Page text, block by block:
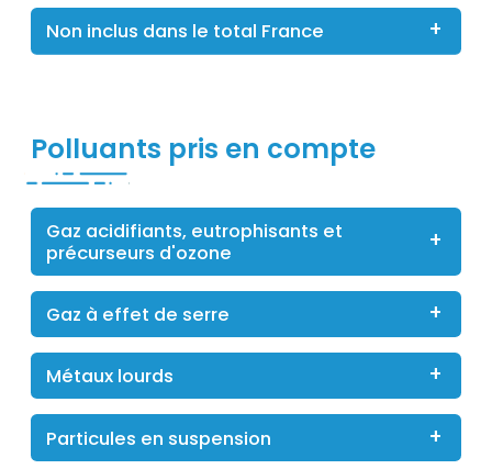
Non inclus dans le total France
Titre
Polluants pris en compte
Gaz acidifiants, eutrophisants et
précurseurs d'ozone
Gaz à effet de serre
Métaux lourds
Particules en suspension